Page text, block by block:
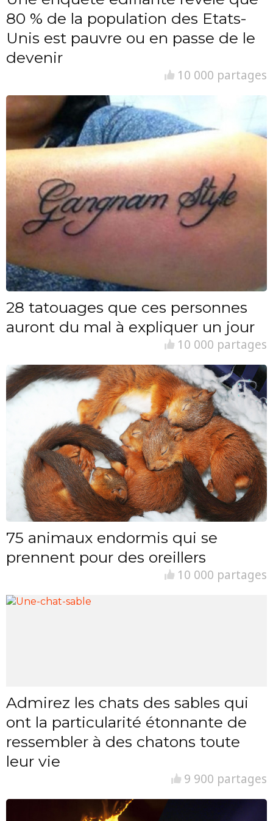
80 % de la population des Etats-
Unis est pauvre ou en passe de le
devenir
10 000 partages
28 tatouages que ces personnes
auront du mal à expliquer un jour
10 000 partages
75 animaux endormis qui se
prennent pour des oreillers
10 000 partages
Admirez les chats des sables qui
ont la particularité étonnante de
ressembler à des chatons toute
leur vie
9 900 partages